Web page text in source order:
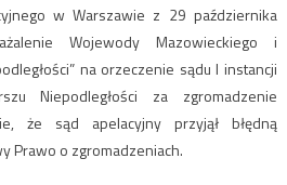
w Warszawie z 29 października
Wojewody Mazowieckiego i
na orzeczenie sądu I instancji
Niepodległości za zgromadzenie
że sąd apelacyjny przyjął błędną
Prawo o zgromadzeniach.